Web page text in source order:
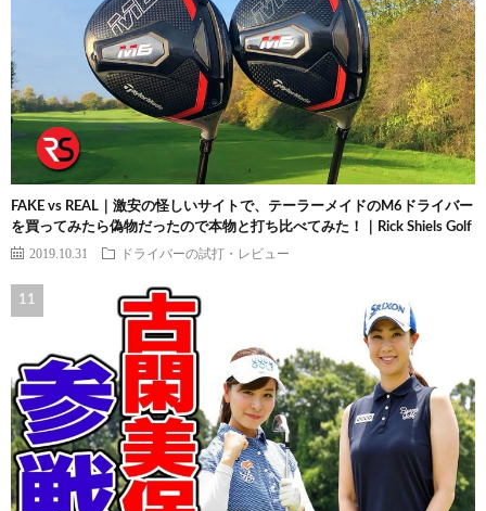
FAKE vs REAL｜激安の怪しいサイトで、テーラーメイドのM6ドライバー
を買ってみたら偽物だったので本物と打ち比べてみた！｜Rick Shiels Golf
2019.10.31 ドライバーの試打・レビュー